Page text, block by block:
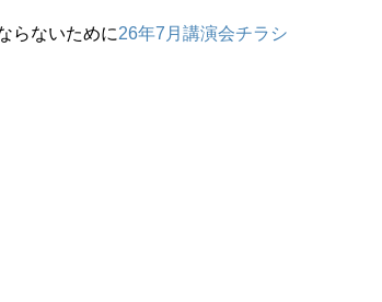
らないために26年7月講演会チラシ